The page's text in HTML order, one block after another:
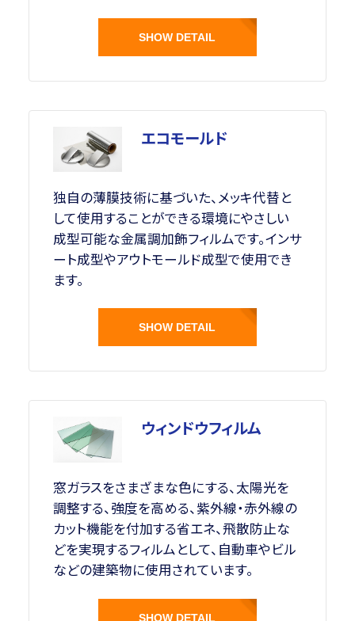
SHOW DETAIL
エコモールド
独自の薄膜技術に基づいた、メッキ代替と
して使用することができる環境にやさしい
成型可能な金属調加飾フィルムです。インサ
ート成型やアウトモールド成型で使用でき
ます。
SHOW DETAIL
ウィンドウフィルム
窓ガラスをさまざまな色にする、太陽光を
調整する、強度を高める、紫外線・赤外線の
カット機能を付加する省エネ、飛散防止な
どを実現するフィルムとして、自動車やビル
などの建築物に使用されています。
SHOW DETAIL